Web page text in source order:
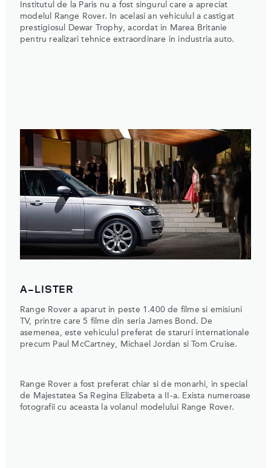
Institutul de la Paris nu a fost singurul care a apreciat
modelul Range Rover. In acelasi an vehiculul a castigat
prestigiosul Dewar Trophy, acordat in Marea Britanie
pentru realizari tehnice extraordinare in industria auto.
A-LISTER
Range Rover a aparut in peste 1.400 de filme si emisiuni
TV, printre care 5 filme din seria James Bond. De
asemenea, este vehiculul preferat de staruri internationale
precum Paul McCartney, Michael Jordan si Tom Cruise.
Range Rover a fost preferat chiar si de monarhi, in special
de Majestatea Sa Regina Elizabeta a II-a. Exista numeroase
fotografii cu aceasta la volanul modelului Range Rover.